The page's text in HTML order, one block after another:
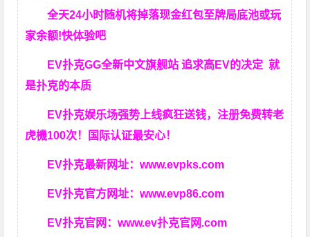
全天24小时随机将掉落现金红包至牌局底池或玩
家余额!快体验吧
EV扑克GG全新中文旗舰站 追求高EV的决定就
是扑克的本质
EV扑克娱乐场强势上线疯狂送钱，注册免费转老
虎機100次！国际认证最安心！
EV扑克最新网址：www.evpks.com
EV扑克官方网址：www.evp86.com
EV扑克官网：www.ev扑克官网.com